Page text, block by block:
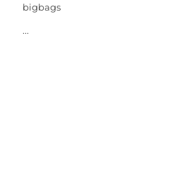
bigbags
...